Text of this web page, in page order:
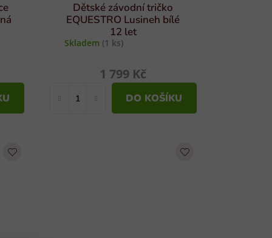
Dětské závodní tričko
EQUESTRO Lusineh bílé
12 let
Skladem (1 ks)
1 799 Kč
DO KOŠÍKU